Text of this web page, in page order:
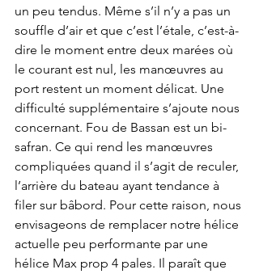
un peu tendus. Même s’il n’y a pas un
souffle d’air et que c’est l’étale, c’est-à-
dire le moment entre deux marées où
le courant est nul, les manœuvres au
port restent un moment délicat. Une
difficulté supplémentaire s’ajoute nous
concernant. Fou de Bassan est un bi-
safran. Ce qui rend les manœuvres
compliquées quand il s’agit de reculer,
l’arrière du bateau ayant tendance à
filer sur bâbord. Pour cette raison, nous
envisageons de remplacer notre hélice
actuelle peu performante par une
hélice Max prop 4 pales. Il paraît que